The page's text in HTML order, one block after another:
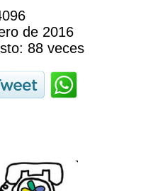
de 2016
88 veces